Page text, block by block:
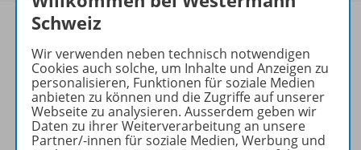
Produktinformationen
Beschreibung
Schweiz
Wir verwenden neben technisch notwendigen
Cookies auch solche, um Inhalte und Anzeigen zu
personalisieren, Funktionen für soziale Medien
anbieten zu können und die Zugriffe auf unserer
Webseite zu analysieren. Ausserdem geben wir
Daten zu ihrer Weiterverarbeitung an unsere
Partner/-innen für soziale Medien, Werbung und